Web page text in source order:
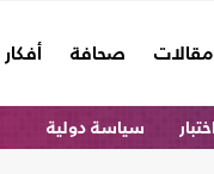
مقالات صحافة أفكار
اختبار سياسة دولية